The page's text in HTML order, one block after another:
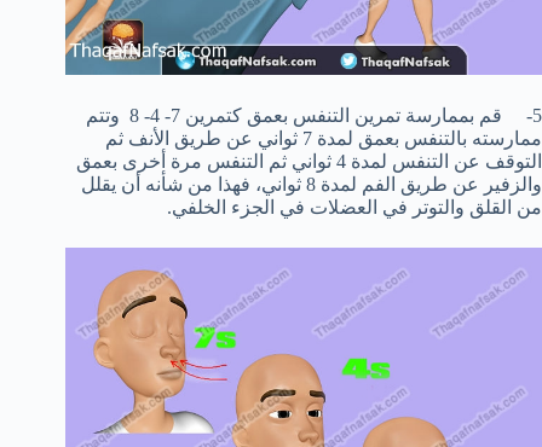
5- قم بممارسة تمرين التنفس بعمق كتمرين 7- 4- 8 وتتم
ممارسته بالتنفس بعمق لمدة 7 ثواني عن طريق الأنف ثم
التوقف عن التنفس لمدة 4 ثواني ثم التنفس مرة أخرى بعمق
والزفير عن طريق الفم لمدة 8 ثواني، فهذا من شأنه أن يقلل
من القلق والتوتر في العضلات في الجزء الخلفي.